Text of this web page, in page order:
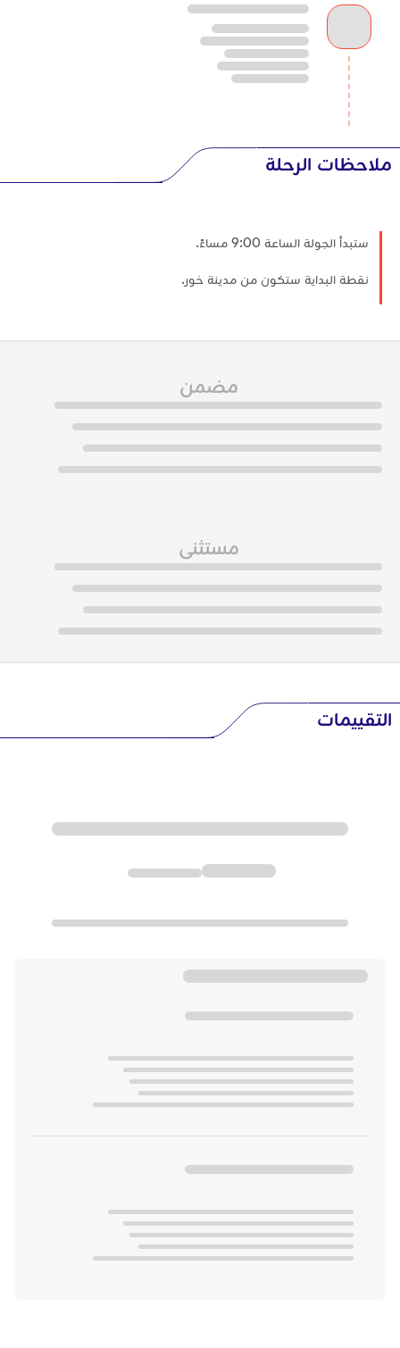
ملاحظات الرحلة
ستبدأ الجولة الساعة 9:00 مساءً.
نقطة البداية ستكون من مدينة خور.
مضمن
مستثنى
التقييمات